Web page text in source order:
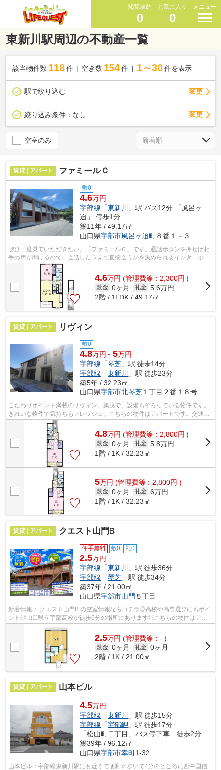
閲覧履歴
0
お気に入り
0
メニュー
東新川駅周辺の不動産一覧
該当物件数 118件 空き数 154 件 1～30 件を表示
駅で絞り込む 変更
絞り込み条件： なし 変更
空室のみ
賃貸 | アパート ファミールＣ
敷0
4.6万円
宇部線 「東新川
」駅 バス12分 「風呂ヶ
迫」 停歩1分
築11年 / 49.17㎡
山口県宇部市風呂ヶ迫町８番１－３
ぜひ一度見ていただきたい、「ファミールＣ」です。通話ボタンを押せば相
手の声が聞けるので、会話したうえで直接会うかを決められるインターホン
が備わっております。快適な生活を始...
4.6万円 (管理費等：2,300円 )
敷金 0ヶ月 礼金 5.6万円
2階 / 1LDK / 49.17㎡
賃貸 | アパート リヴィン
敷0
4.8万円～5万円
宇部線 「琴芝 」駅 徒歩14分
宇部線 「東新川
」駅 徒歩23分
築5年 / 32.23㎡
山口県宇部市北琴芝 １丁目２番１８号
こだわりポイント満載のリヴィン。築浅で、設備もそろっている物件です。
きれいな物件で気持ちもフレッシュ。こちらの物件はアパートです。交通ア
クセスが良好である琴芝周辺での生活...
4.8万円 (管理費等：2,800円 )
敷金 0ヶ月 礼金 5.8万円
1階 / 1K / 32.23㎡
5万円 (管理費等：2,800円 )
敷金 0ヶ月 礼金 6万円
1階 / 1K / 32.23㎡
賃貸 | アパート クエスト山門B
仲手無料 敷0 礼0
2.5万円
宇部線 「東新川
」駅 徒歩36分
宇部線 「琴芝 」駅 徒歩34分
築37年 / 21.00㎡
山口県宇部市山門 ５丁目
新着情報： クエスト山門B の空室情報ならコチラ◎高校や高専選びにもポイ
ント◎山口県立宇部高校が徒歩6分の場所にあります◎こちらの物件はアパ
ートです◎2駅利用できる場所にあるので利...
2.5万円 (管理費等：- )
敷金 0ヶ月 礼金 0ヶ月
2階 / 1K / 21.00㎡
賃貸 | アパート 山本ビル
4.5万円
宇部線 「東新川 」駅 徒歩15分
宇部線 「宇部岬 」駅 徒歩17分
「松山町二丁目」バス停下車 徒歩2分
築39年 / 96.12㎡
山口県宇部市幸町1-32
山本ビル：宇部線東新川駅にも近くて便利☆歩いて4分のところに西中国信